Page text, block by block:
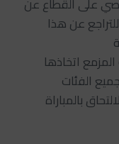
عن هذا
اتخاذها
الفئات
بالمباراة